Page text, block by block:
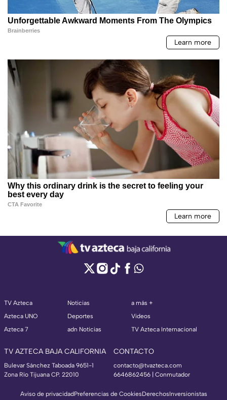
TV Azteca
Azteca UNO
Azteca 7
Noticias
Deportes
adn Noticias
a más +
Videos
TV Azteca Internacional
TV AZTECA BAJA CALIFORNIA
Bulevar Sánchez Taboada 9651-1
Zona Río Tijuana CP. 22010
CONTACTO
contacto@tvazteca.com
6646862456 | Conmutador
Aviso de privacidadPreferencias de CookiesDerechosInversionistas